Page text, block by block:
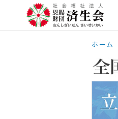
ホーム